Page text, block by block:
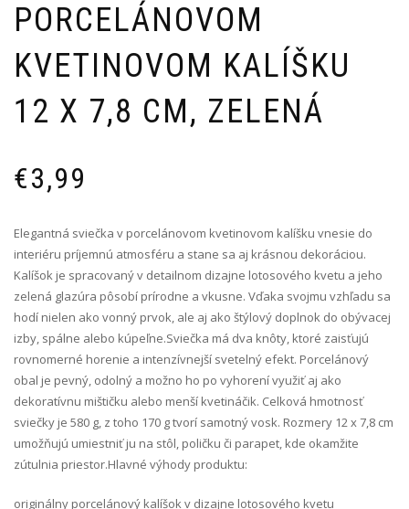
PORCELÁNOVOM
KVETINOVOM KALÍŠKU
12 X 7,8 CM, ZELENÁ
€3,99
Elegantná sviečka v porcelánovom kvetinovom kalíšku vnesie do
interiéru príjemnú atmosféru a stane sa aj krásnou dekoráciou.
Kalíšok je spracovaný v detailnom dizajne lotosového kvetu a jeho
zelená glazúra pôsobí prírodne a vkusne. Vďaka svojmu vzhľadu sa
hodí nielen ako vonný prvok, ale aj ako štýlový doplnok do obývacej
izby, spálne alebo kúpeľne.Sviečka má dva knôty, ktoré zaisťujú
rovnomerné horenie a intenzívnejší svetelný efekt. Porcelánový
obal je pevný, odolný a možno ho po vyhorení využiť aj ako
dekoratívnu mištičku alebo menší kvetináčik. Celková hmotnosť
sviečky je 580 g, z toho 170 g tvorí samotný vosk. Rozmery 12 x 7,8 cm
umožňujú umiestniť ju na stôl, poličku či parapet, kde okamžite
zútulnia priestor.Hlavné výhody produktu:
originálny porcelánový kalíšok v dizajne lotosového kvetu